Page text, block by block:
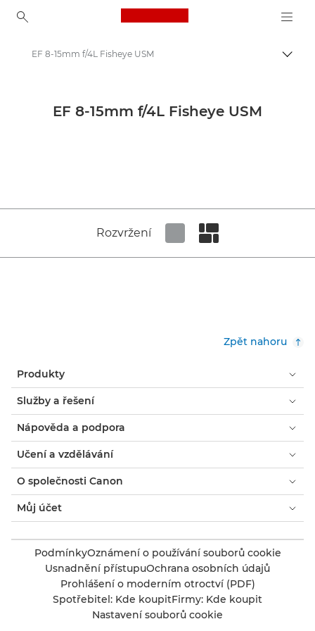
Canon Logo, back to
Objektivy Canon
EF 8-15mm f/4L Fisheye USM
EF 8-15mm f/4L Fisheye USM
Rozvržení
Zpět nahoru
Produkty
Služby a řešení
Nápověda a podpora
Učení a vzdělávání
O společnosti Canon
Můj účet
PodmínkyOznámení o používání souborů cookie
Usnadnění přístupuOchrana osobních údajů
Prohlášení o moderním otroctví (PDF)
Spotřebitel: Kde koupitFirmy: Kde koupit
Nastavení souborů cookie